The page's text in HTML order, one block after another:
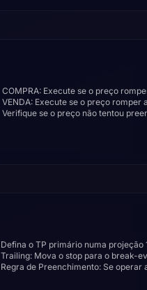
COMPRA: Execute se o preço
VENDA: Execute se o preço romper
Verifique se o preço não tentou
Defina o TP primário numa projeção
Trailing: Mova o stop para o break-
Regra de Preenchimento: Se